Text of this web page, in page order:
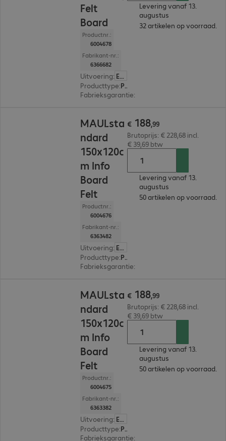
Felt
Board
Productnr.:
6004678
Fabrikant-nr.:
6366682
Uitvoering: Europa
Producttype: Presentatiebord
Fabrieksgarantie:
Levering vanaf 13.
augustus
32 artikelen op voorraad.
MAULsta
ndard
150x120c
m Info
Board
Felt
Productnr.:
6004676
Fabrikant-nr.:
6363482
Uitvoering: Europa
Producttype: Presentatiebord
Fabrieksgarantie:
€ 188,99
Brutoprijs: € 228,68 incl.
€ 39,69 btw
Levering vanaf 13.
augustus
50 artikelen op voorraad.
MAULsta
ndard
150x120c
m Info
Board
Felt
Productnr.:
6004675
Fabrikant-nr.:
6363382
Uitvoering: Europa
Producttype: Presentatiebord
Fabrieksgarantie:
€ 188,99
Brutoprijs: € 228,68 incl.
€ 39,69 btw
Levering vanaf 13.
augustus
50 artikelen op voorraad.